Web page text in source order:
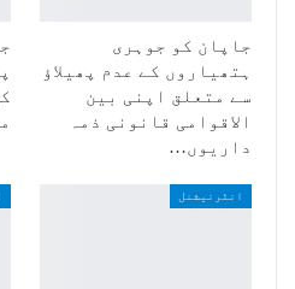
جاپان کو جوہری
ہتھیاروں کے عدم پھیلاؤ
سے متعلق اپنی بین
الاقوامی قانونی ذمہ
داریوں…
انٹرنیشنل